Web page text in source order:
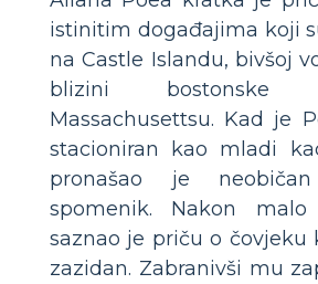
istinitim događajima koji
na Castle Islandu, bivšoj
blizini
Massachusettsu. Kad je
stacioniran kao mladi
pronašao je
spomenik. Nakon malo
saznao je priču o čovjeku
zazidan. Zabranivši mu